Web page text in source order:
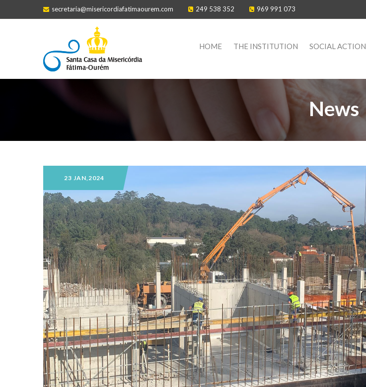
secretaria@misericordiafatimaourem.com 249 538 352 969 991 073
HOME THE INSTITUTION SOCIAL ACTION
News
23 JAN,2024